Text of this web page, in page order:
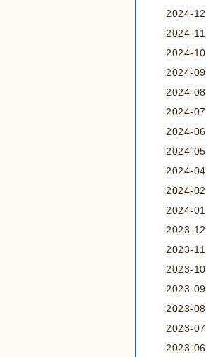
2024-12
2024-11
2024-10
2024-09
2024-08
2024-07
2024-06
2024-05
2024-04
2024-02
2024-01
2023-12
2023-11
2023-10
2023-09
2023-08
2023-07
2023-06